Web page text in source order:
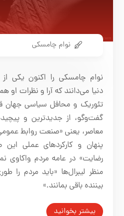
نوام چامسکی
نوام چامسکی را اکنون یکی
دنیا می‌دانند که آرا و نظرات او
تئوریک و محافل سیاسی جهان
گفت‌وگو، از جدیدترین و
معاصر، یعنی «صنعت روابط
پنهان و کارکردهای عملی
رضایت» در عامه مردم واکاوی
منظر لیبرال‌ها «باید مردم را
بیننده باقی بمانند.»
بیشتر بخوانید